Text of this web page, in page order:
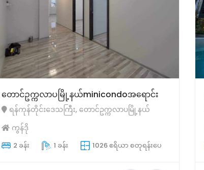
လှိုင်မြို့နယ်Condoအရောင်း
ရန်ကုန်တိုင်းဒေသကြီး, လှိုင်မြို့နယ်
ကွန်ဒို
4 ခန်း 3 ခန်း 1723 ဧရိယာ စတုရန်းပေ